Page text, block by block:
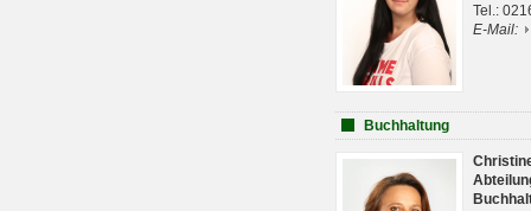
Tel.:
E-Mail:
Buchhaltung